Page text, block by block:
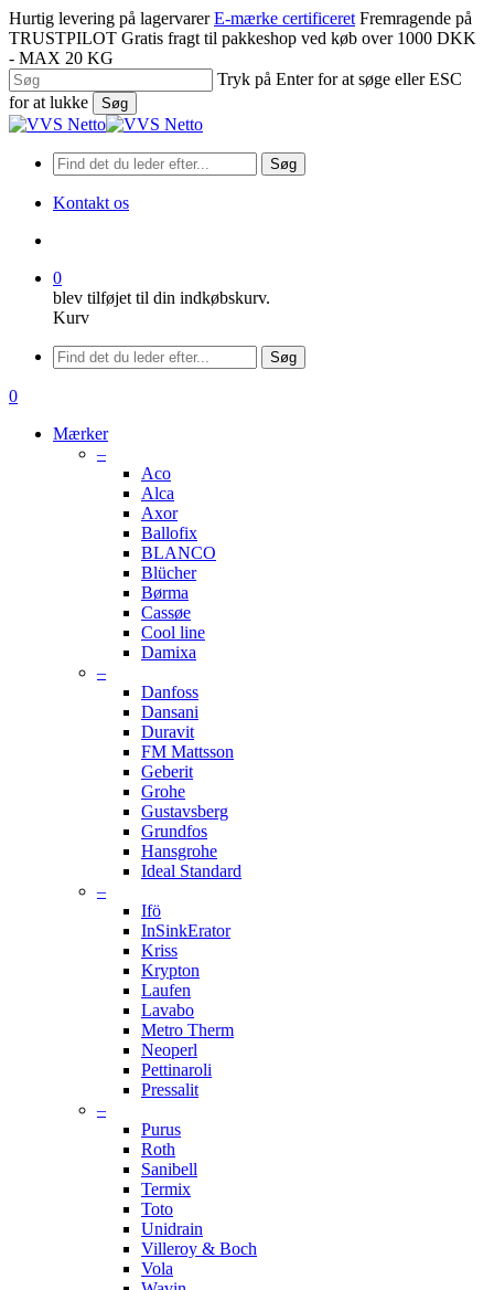
Spring
til
hovedindhold
Hurtig levering på lagervarer E-mærke certificeret Fremragende på
TRUSTPILOT Gratis fragt til pakkeshop ved køb over 1000 DKK
- MAX 20 KG
Tryk på Enter for at søge eller ESC
for at lukke
Søg
Luk
Søg
Kontakt os
0
blev tilføjet til din indkøbskurv.
Kurv
Menu
Søg
søge
0
Mærker
–
Aco
Alca
Axor
Ballofix
BLANCO
Blücher
Børma
Cassøe
Cool line
Damixa
–
Danfoss
Dansani
Duravit
FM Mattsson
Geberit
Grohe
Gustavsberg
Grundfos
Hansgrohe
Ideal Standard
–
Ifö
InSinkErator
Kriss
Krypton
Laufen
Lavabo
Metro Therm
Neoperl
Pettinaroli
Pressalit
–
Purus
Roth
Sanibell
Termix
Toto
Unidrain
Villeroy & Boch
Vola